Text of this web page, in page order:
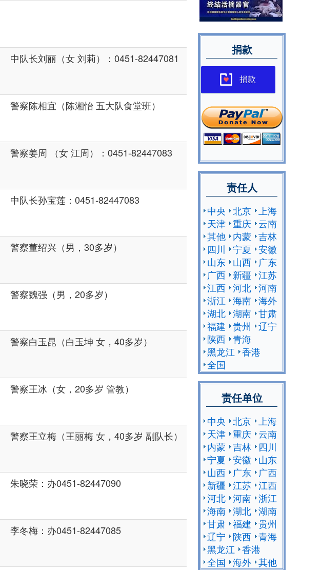
中队长刘丽（女 刘莉）：0451-82447081
警察陈相宜（陈湘怡 五大队食堂班）
警察姜周 （女 江周）：0451-82447083
中队长孙宝莲：0451-82447083
警察董绍兴（男，30多岁）
警察魏强（男，20多岁）
警察白玉昆（白玉坤 女，40多岁）
警察王冰（女，20多岁 管教）
警察王立梅（王丽梅 女，40多岁 副队长）
朱晓荣：办0451-82447090
李冬梅：办0451-82447085
捐款
捐款
责任人
中央 北京
上海
天津 重庆 云南
其他 内蒙 吉林
四川
宁夏 安徽
山东 山西
广东
广西 新疆 江苏
江西 河北 河南
浙江 海南 海外
湖北 湖南 甘肃
福建 贵州
辽宁
陕西 青海
黑龙江 香港
全国
责任单位
中央 北京
上海
天津 重庆 云南
内蒙 吉林
四川
宁夏 安徽
山东
山西
广东
广西
新疆 江苏 江西
河北 河南 浙江
海南 湖北 湖南
甘肃 福建 贵州
辽宁
陕西 青海
黑龙江 香港
全国 海外 其他